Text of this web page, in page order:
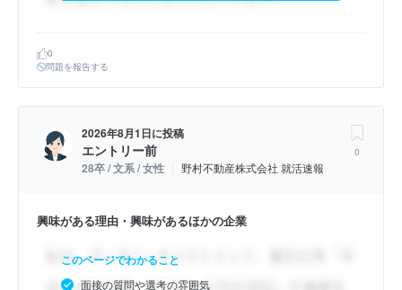
0
問題を報告する
2026年8月1日に投稿
エントリー前
28卒 / 文系 / 女性 野村不動産株式会社 就活速報
0
興味がある理由・興味があるほかの企業
このページでわかること
面接の質問や選考の雰囲気